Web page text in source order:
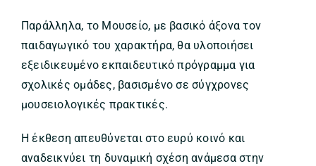
Παράλληλα, το Μουσείο, με βασικό άξονα τον
παιδαγωγικό του χαρακτήρα, θα υλοποιήσει
εξειδικευμένο εκπαιδευτικό πρόγραμμα για
σχολικές ομάδες, βασισμένο σε σύγχρονες
μουσειολογικές πρακτικές.
Η έκθεση απευθύνεται στο ευρύ κοινό και
αναδεικνύει τη δυναμική σχέση ανάμεσα στην